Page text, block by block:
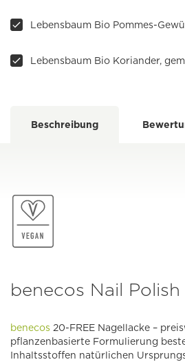
Lebensbaum Bio Pommes-
Lebensbaum Bio Koriander,
Beschreibung
benecos Nail
benecos 20-FREE Nagellacke –
pflanzenbasierte Formulierung
Inhaltsstoffen natürlichen